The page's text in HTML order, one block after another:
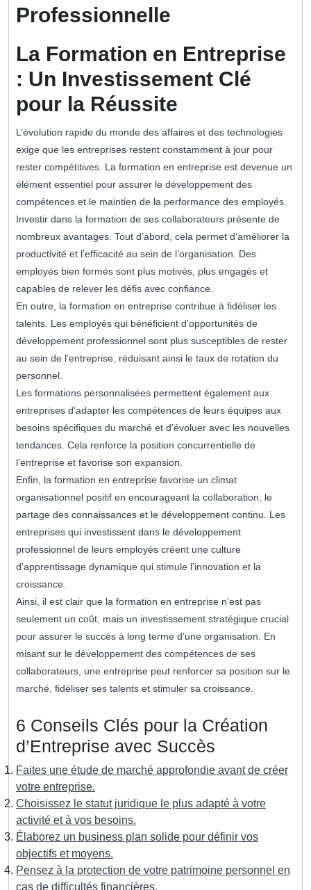
Professionnelle
La Formation en Entreprise
: Un Investissement Clé
pour la Réussite
L’évolution rapide du monde des affaires et des technologies
exige que les entreprises restent constamment à jour pour
rester compétitives. La formation en entreprise est devenue un
élément essentiel pour assurer le développement des
compétences et le maintien de la performance des employés.
Investir dans la formation de ses collaborateurs présente de
nombreux avantages. Tout d’abord, cela permet d’améliorer la
productivité et l’efficacité au sein de l’organisation. Des
employés bien formés sont plus motivés, plus engagés et
capables de relever les défis avec confiance.
En outre, la formation en entreprise contribue à fidéliser les
talents. Les employés qui bénéficient d’opportunités de
développement professionnel sont plus susceptibles de rester
au sein de l’entreprise, réduisant ainsi le taux de rotation du
personnel.
Les formations personnalisées permettent également aux
entreprises d’adapter les compétences de leurs équipes aux
besoins spécifiques du marché et d’évoluer avec les nouvelles
tendances. Cela renforce la position concurrentielle de
l’entreprise et favorise son expansion.
Enfin, la formation en entreprise favorise un climat
organisationnel positif en encourageant la collaboration, le
partage des connaissances et le développement continu. Les
entreprises qui investissent dans le développement
professionnel de leurs employés créent une culture
d’apprentissage dynamique qui stimule l’innovation et la
croissance.
Ainsi, il est clair que la formation en entreprise n’est pas
seulement un coût, mais un investissement stratégique crucial
pour assurer le succès à long terme d’une organisation. En
misant sur le développement des compétences de ses
collaborateurs, une entreprise peut renforcer sa position sur le
marché, fidéliser ses talents et stimuler sa croissance.
6 Conseils Clés pour la Création
d’Entreprise avec Succès
Faites une étude de marché approfondie avant de créer
votre entreprise.
Choisissez le statut juridique le plus adapté à votre
activité et à vos besoins.
Élaborez un business plan solide pour définir vos
objectifs et moyens.
Pensez à la protection de votre patrimoine personnel en
cas de difficultés financières.